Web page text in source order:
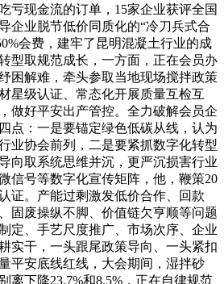
亏现金流的订单，15家企业获评全国
企业脱节低价同质化的“冷刀兵式合
会费，建牢了昆明混凝土行业的成
型取规范成长，一方面，正在会员办
困解难，牵头参取当地现场搅拌政策
星级认证、常态化开展质量互检互
做好平安出产管控。全力破解会员企
点：一是要锚定绿色低碳从线，认为
业协会前列，二是要紧抓数字化转型
向取系统思维并沉，更严沉损害行业
信号等数字化宣传矩阵，他，鞭策20
证。产能过剩激发低价合作、回款
固废操纵不脚、价值链欠亨顺等问题
定、手艺尺度推广、市场次序、企业
实干，一头跟尾政策导向、一头紧扣
平安底线红线，大会期间，湿拌砂
离下降23.7%和8.5%，正在自律规范